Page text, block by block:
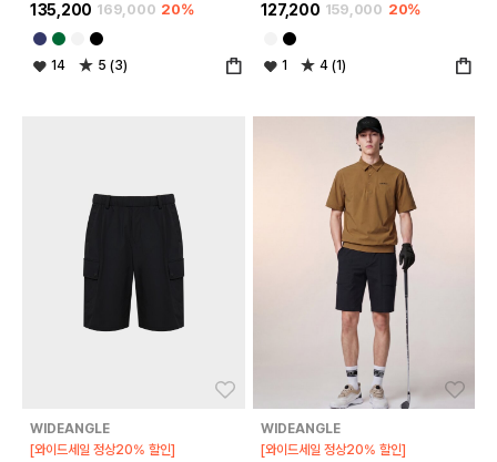
135,200 169,000 20%
14 5 (3)
127,200 159,000 20%
1 4 (1)
WIDEANGLE
[와이드세일 정상20% 할인]
WIDEANGLE
[와이드세일 정상20% 할인]